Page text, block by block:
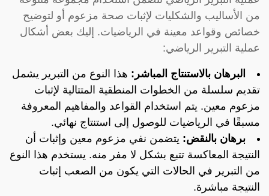
من الأساليب والشكليات لإثبات صحة مزعوم أو لتوضيح
خصائص وقواعد معينة في الرياضيات. إليك بعض أشكال
عملية التبرير الرياضي:
البرهان بالاستنتاج المباشر: هذا النوع من التبرير يشمل
تقديم سلسلة من الخطوات المنطقية المتتالية لإثبات
مزعوم معين. يتم استخدام القواعد والمفاهيم المعروفة
مسبقًا في الرياضيات للوصول إلى استنتاج نهائي.
برهان بالنقض: يتضمن نفي مزعوم معين وإثبات أن
النتيجة المعاكسة تتبع بشكل لا مفر منه. يستخدم هذا النوع
من التبرير في الحالات التي يكون من الصعب إثبات
النتيجة مباشرة.